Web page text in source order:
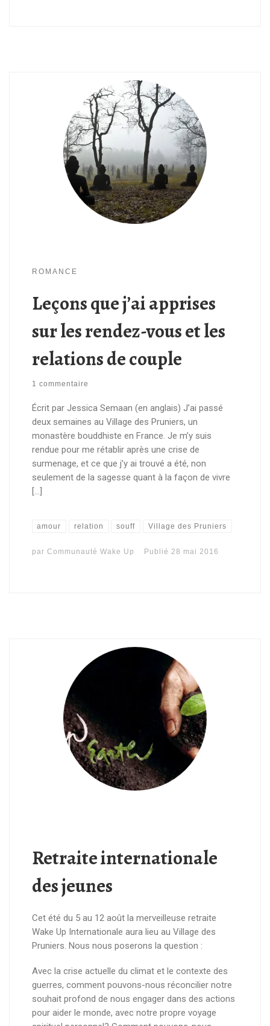
ROMANCE
Leçons que j’ai apprises
sur les rendez-vous et les
relations de couple
1 commentaire
Écrit par Jessica Semaan (en anglais) J’ai passé
deux semaines au Village des Pruniers, un
monastère bouddhiste en France. Je m’y suis
rendue pour me rétablir après une crise de
surmenage, et ce que j’y ai trouvé a été, non
seulement de la sagesse quant à la façon de vivre
[…]
amour relation souff Village des Pruniers
par Communauté Wake Up Publié 28 mai 2016
Retraite internationale
des jeunes
Cet été du 5 au 12 août la merveilleuse retraite
Wake Up Internationale aura lieu au Village des
Pruniers. Nous nous poserons la question :
Avec la crise actuelle du climat et le contexte des
guerres, comment pouvons-nous réconcilier notre
souhait profond de nous engager dans des actions
pour aider le monde, avec notre propre voyage